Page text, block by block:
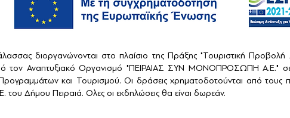
διοργανώνονται στο πλαίσιο της Πράξης "Τουριστική
τον Αναπτυξιακό Οργανισμό "ΠΕΙΡΑΙΑΣ ΣΥΝ ΜΟΝΟΠΡΟΣΩΠΗ Α.Ε." σε
και Τουρισμού. Οι δράσεις χρηματοδοτούνται από τους
του Δήμου Πειραιά. Ολες οι εκδηλώσεις θα είναι δωρεάν.